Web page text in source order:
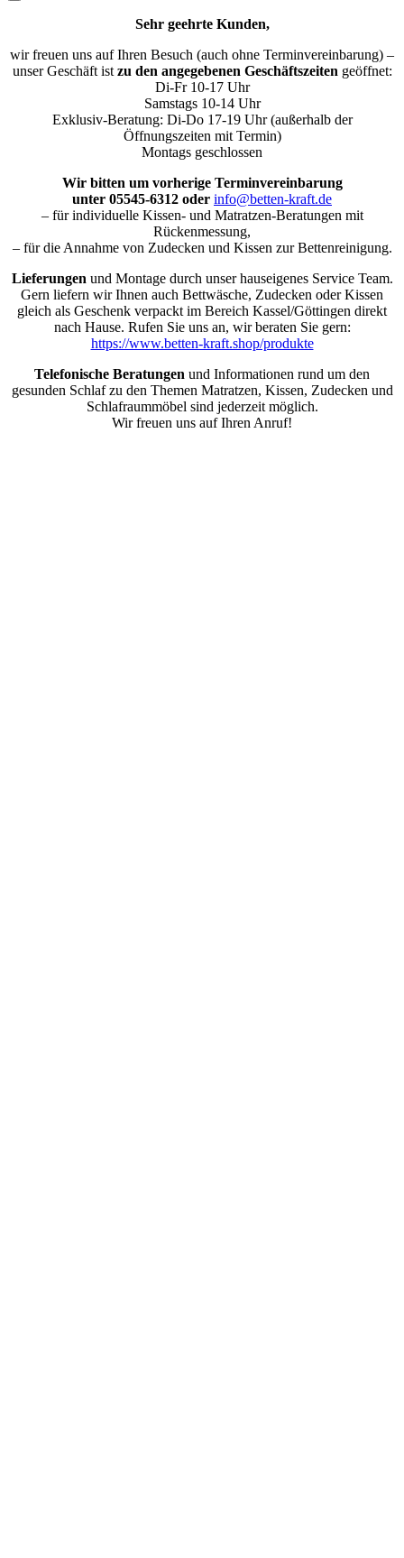
Sehr geehrte Kunden,
wir freuen uns auf Ihren Besuch (auch ohne Terminvereinbarung) –
unser Geschäft ist zu den angegebenen Geschäftszeiten geöffnet:
Di-Fr 10-17 Uhr
Samstags 10-14 Uhr
Exklusiv-Beratung: Di-Do 17-19 Uhr (außerhalb der
Öffnungszeiten mit Termin)
Montags geschlossen
Wir bitten um vorherige Terminvereinbarung
unter 05545-6312 oder info@betten-kraft.de
– für individuelle Kissen- und Matratzen-Beratungen mit
Rückenmessung,
– für die Annahme von Zudecken und Kissen zur Bettenreinigung.
Lieferungen und Montage durch unser hauseigenes Service Team.
Gern liefern wir Ihnen auch Bettwäsche, Zudecken oder Kissen
gleich als Geschenk verpackt im Bereich Kassel/Göttingen direkt
nach Hause. Rufen Sie uns an, wir beraten Sie gern:
https://www.betten-kraft.shop/produkte
Telefonische Beratungen und Informationen rund um den
gesunden Schlaf zu den Themen Matratzen, Kissen, Zudecken und
Schlafraummöbel sind jederzeit möglich.
Wir freuen uns auf Ihren Anruf!